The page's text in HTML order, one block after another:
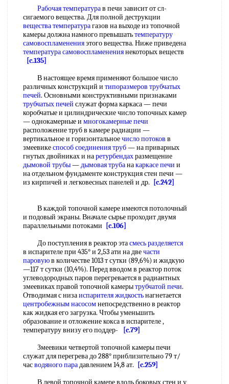
Рабочая температурав печи зависит от сл-
сигаемого вещества. Для полной деструкции
вещества температурагазов на выходе из топочной
камеры должна намного превышатьтемпературу
самовоспламененияэтого вещества. Ниже приведена
температура самовоспламенениянекоторых веществ
[c.135]
В настоящее время применяют большое число
различных конструкций и типоразмеров трубчатых
печей. Основными конструктивными признаками
трубчатых печей служат форма каркаса — печи
коробчатые и цилиндрические число топочных камер
— однокамерные и многокамерные печи
расположение труб в камере радиации —
вертикальное и горизонтальноечисло потоков в
змеевикеспособ соединения труб— на приварных
гнутых двойниках и наретурбендахразмещение
дымовой трубы—дымовая трубанакаркасе печи и
на отдельном фундаменте конструкция стен печи —
из кирпичей и легковесных панелей и др.
[c.242]
В каждой топочной камере имеются потолочный
и подовый экраны. Вначале сырье проходит двумя
параллельными потоками
[c.106]
До поступления в реактор этасмесь разделяется
в испарителе при 435° и 2,53 ати на двечасти
паровуюв количестве 1013 т сутки (89,6%) и жидкую
—117 т сутки (10,4%). Перед вводом в реактор поток
углеводородных паров перегревается в радиантных
змеевиках правой топочной камерытрубчатой печи.
Отводимая с низаиспарителя жидкостьнагнетается
центробежным насосомнепосредственно в реактор
как жидкая его загрузка. Чтобы уменьшить
образование и отложение кокса в испарителе ,
температуру внизу его поддер-
[c.79]
Змеевики четвертой топочной камеры печи
служат для перегрева до 288° приблизительно 79 т/
часводяного парадавлением 14,8 ат.
[c.259]
В левой топочной камере вдоль боковых стен и у